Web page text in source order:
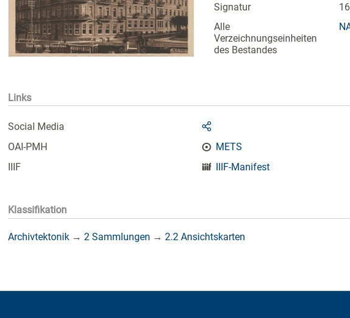
Signatur
Alle
Verzeichnungseinheiten
des Bestandes
Links
Social Media
OAI-PMH
METS
IIIF
IIIF-Manifest
Klassifikation
Archivtektonik → 2 Sammlungen → 2.2 Ansichtskarten